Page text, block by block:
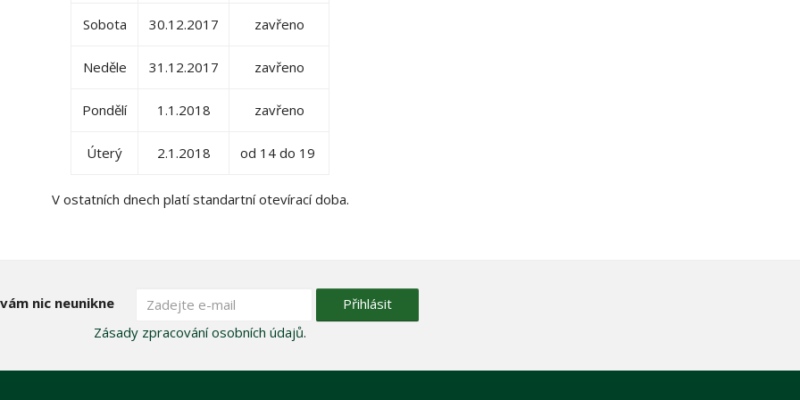
Sobota 30.12.2017 zavřeno
Neděle 31.12.2017 zavřeno
Pondělí 1.1.2018 zavřeno
Úterý 2.1.2018 od 14 do 19
V ostatních dnech platí standartní otevírací doba.
nic neunikne
Přihlásit
Zásady zpracování osobních údajů.